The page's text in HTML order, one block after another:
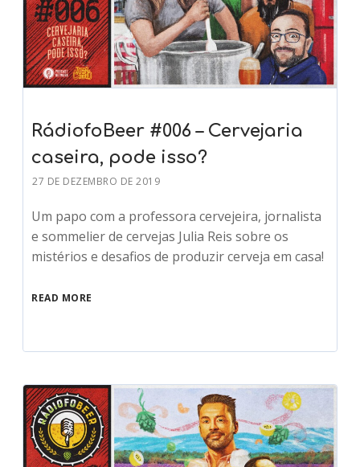
RádiofoBeer #006 – Cervejaria
caseira, pode isso?
27 DE DEZEMBRO DE 2019
Um papo com a professora cervejeira, jornalista
e sommelier de cervejas Julia Reis sobre os
mistérios e desafios de produzir cerveja em casa!
READ MORE